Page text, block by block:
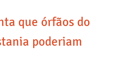
que órfãos do
poderiam